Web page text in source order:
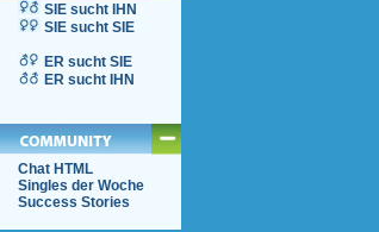
SIE sucht IHN
SIE sucht SIE
ER sucht SIE
ER sucht IHN
Chat HTML
Singles der Woche
Success Stories